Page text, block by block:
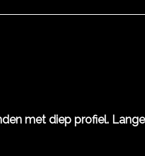
met diep profiel.